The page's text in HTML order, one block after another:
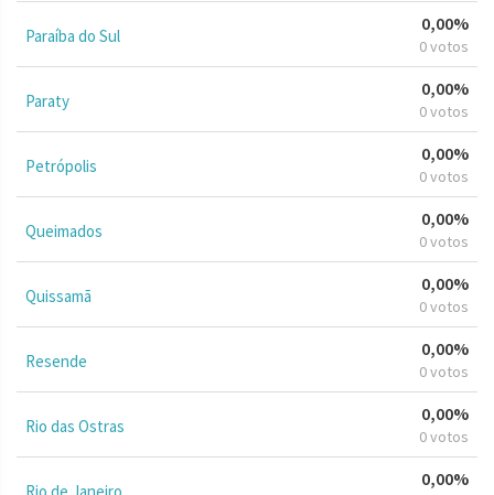
Paraíba do Sul
0,00%
0 votos
Paraty
0,00%
0 votos
Petrópolis
0,00%
0 votos
Queimados
0,00%
0 votos
Quissamã
0,00%
0 votos
Resende
0,00%
0 votos
Rio das Ostras
0,00%
0 votos
0,00%